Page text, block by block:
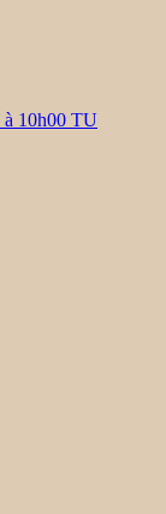
10h00 TU